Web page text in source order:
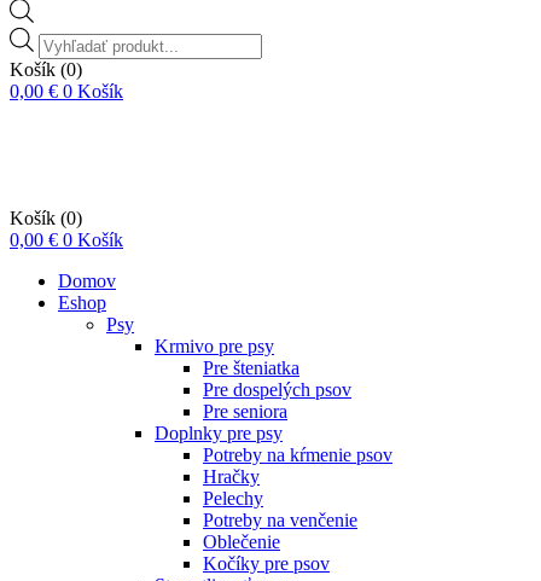
Vyhľadávanie
produktov
Košík (0)
0,00 € 0 Košík
Košík (0)
0,00 € 0 Košík
Domov
Eshop
Psy
Krmivo pre psy
Pre šteniatka
Pre dospelých psov
Pre seniora
Doplnky pre psy
Potreby na kŕmenie psov
Hračky
Pelechy
Potreby na venčenie
Oblečenie
Kočíky pre psov